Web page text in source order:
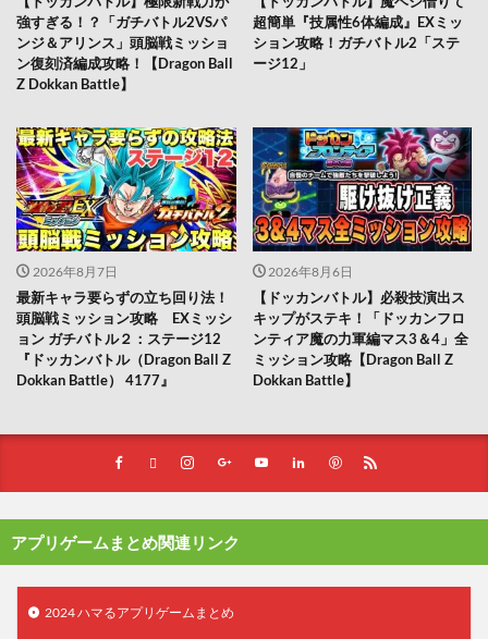
強すぎる！？「ガチバトル2VSパ
ンジ＆アリンス」頭脳戦ミッショ
ン復刻済編成攻略！【Dragon Ball
Z Dokkan Battle】
超簡単『技属性6体編成』EXミッ
ション攻略！ガチバトル2「ステ
ージ12」
2026年8月7日
最新キャラ要らずの立ち回り法！
頭脳戦ミッション攻略 EXミッシ
ョン ガチバトル２：ステージ12
『ドッカンバトル（Dragon Ball Z
Dokkan Battle） 4177』
2026年8月6日
【ドッカンバトル】必殺技演出ス
キップがステキ！「ドッカンフロ
ンティア魔の力軍編マス3＆4」全
ミッション攻略【Dragon Ball Z
Dokkan Battle】
アプリゲームまとめ関連リンク
2024 ハマるアプリゲームまとめ